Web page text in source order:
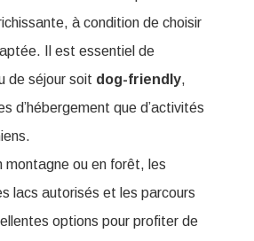
à condition de choisir
Il est essentiel de
de séjour soit dog-friendly,
d’hébergement que d’activités
montagne ou en forêt, les
lacs autorisés et les parcours
options pour profiter de